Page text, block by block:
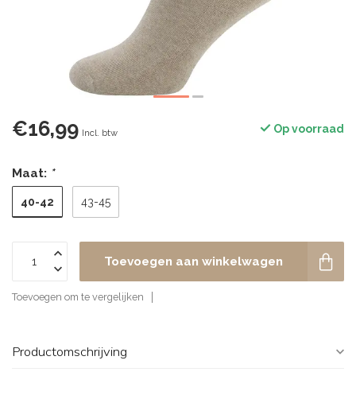
€16,99 Incl. btw Op voorraad
Maat: *
40-42 43-45
Toevoegen aan winkelwagen
Toevoegen om te vergelijken
Productomschrijving